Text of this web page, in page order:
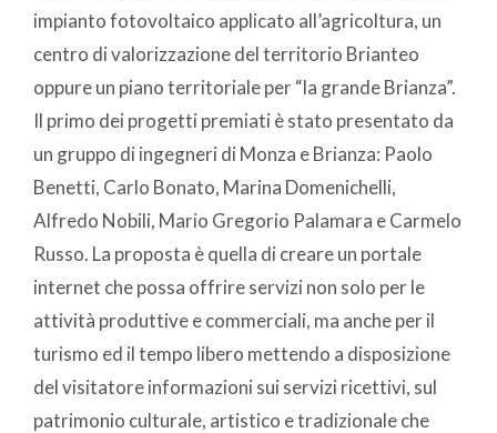
impianto fotovoltaico applicato all’agricoltura, un
centro di valorizzazione del territorio Brianteo
oppure un piano territoriale per “la grande Brianza”.
Il primo dei progetti premiati è stato presentato da
un gruppo di ingegneri di Monza e Brianza: Paolo
Benetti, Carlo Bonato, Marina Domenichelli,
Alfredo Nobili, Mario Gregorio Palamara e Carmelo
Russo. La proposta è quella di creare un portale
internet che possa offrire servizi non solo per le
attività produttive e commerciali, ma anche per il
turismo ed il tempo libero mettendo a disposizione
del visitatore informazioni sui servizi ricettivi, sul
patrimonio culturale, artistico e tradizionale che